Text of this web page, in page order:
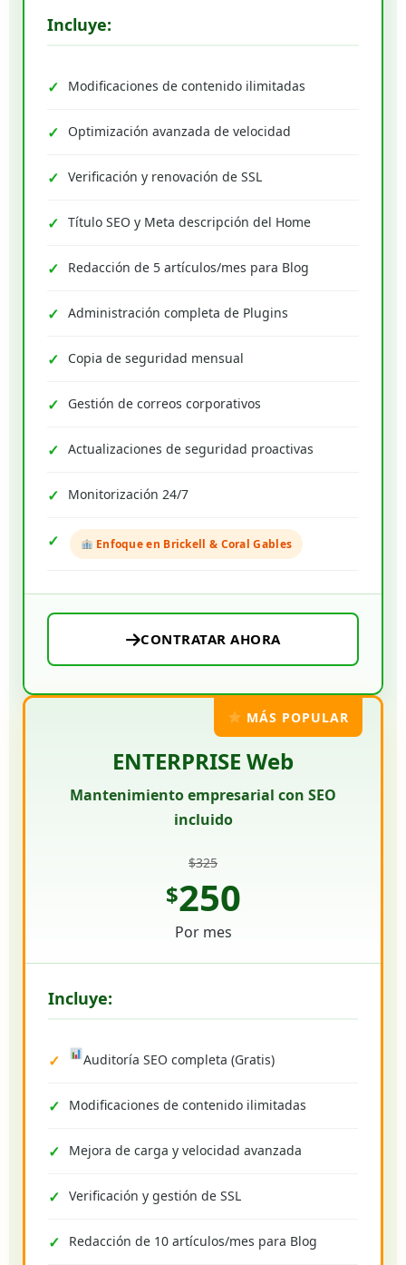
Incluye:
Modificaciones de contenido ilimitadas
Optimización avanzada de velocidad
Verificación y renovación de SSL
Título SEO y Meta descripción del Home
Redacción de 5 artículos/mes para Blog
Administración completa de Plugins
Copia de seguridad mensual
Gestión de correos corporativos
Actualizaciones de seguridad proactivas
Monitorización 24/7
Enfoque en Brickell & Coral Gables
CONTRATAR AHORA
MÁS POPULAR
ENTERPRISE Web
Mantenimiento empresarial con SEO
incluido
$325
$250
Por mes
Incluye:
Auditoría SEO completa (Gratis)
Modificaciones de contenido ilimitadas
Mejora de carga y velocidad avanzada
Verificación y gestión de SSL
Redacción de 10 artículos/mes para Blog